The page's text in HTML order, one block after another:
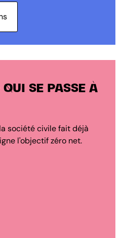
QUI SE PASSE À
société civile fait déjà
l'objectif zéro net.